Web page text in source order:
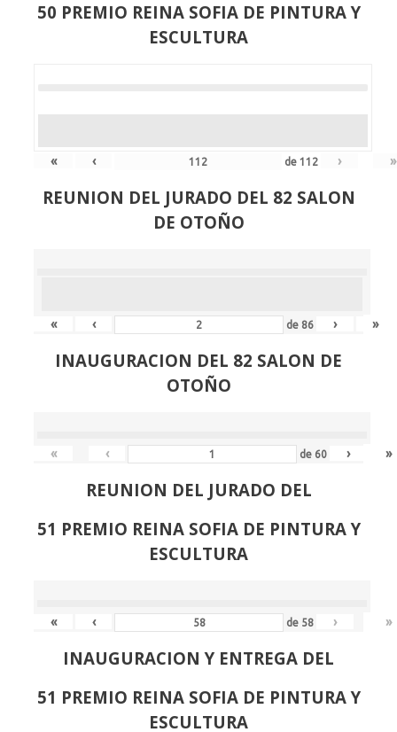
50 PREMIO REINA SOFIA DE PINTURA Y
ESCULTURA
« ‹ de112 › »
REUNION DEL JURADO DEL 82 SALON
DE OTOÑO
« ‹ de 86 › »
INAUGURACION DEL 82 SALON DE
OTOÑO
« ‹ de 60 › »
REUNION DEL JURADO DEL
51 PREMIO REINA SOFIA DE PINTURA Y
ESCULTURA
« ‹ de 58 › »
INAUGURACION Y ENTREGA DEL
51 PREMIO REINA SOFIA DE PINTURA Y
ESCULTURA